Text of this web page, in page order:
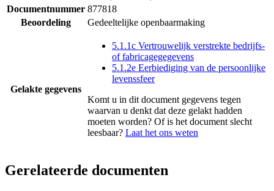
Documentnummer 877818
Beoordeling
Gedeeltelijke openbaarmaking
Gelakte gegevens
5.1.1c Vertrouwelijk verstrekte bedrijfs-
of fabricagegegevens
5.1.2e Eerbiediging van de persoonlijke
levenssfeer
Komt u in dit document gegevens tegen
waarvan u denkt dat deze gelakt hadden
moeten worden? Of is het document slecht
leesbaar? Laat het ons weten
Gerelateerde documenten